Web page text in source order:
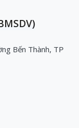
Bến Thành, TP